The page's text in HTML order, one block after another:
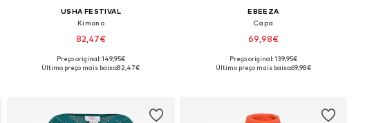
USHA FESTIVAL
Kimono
82,47€
Tamanhos disponíveis: S, M, L, XL, XXL
Preço original: 149,95€
Último preço mais baixo:82,47€
EBEEZA
Capa
69,98€
Tamanhos disponíveis: XS-S, M-L, XL-XXL
Preço original: 139,95€
Último preço mais baixo:69,98€